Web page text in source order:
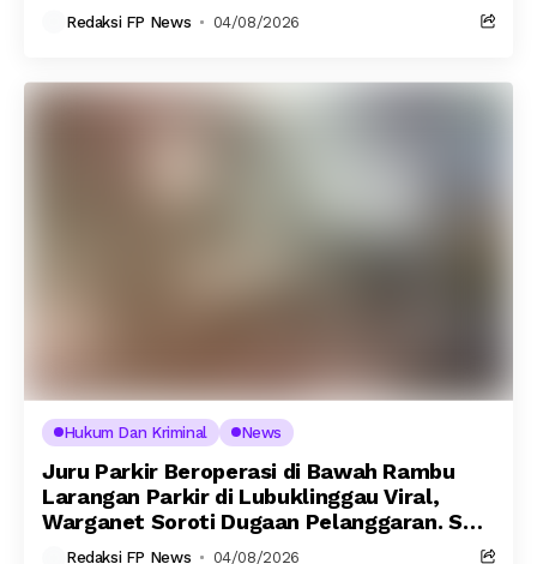
Redaksi FP News 04/08/2026
Hukum Dan Kriminal News
Juru Parkir Beroperasi di Bawah Rambu
Larangan Parkir di Lubuklinggau Viral,
Warganet Soroti Dugaan Pelanggaran. SK
DI PERTANYAKAN
Redaksi FP News 04/08/2026